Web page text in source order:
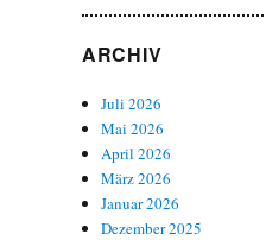
ARCHIV
Juli 2026
Mai 2026
April 2026
März 2026
Januar 2026
Dezember 2025